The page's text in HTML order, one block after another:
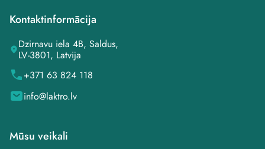
Kontaktinformācija
Dzirnavu iela 4B, Saldus,
LV-3801, Latvija
+371 63 824 118
info@laktro.lv
Mūsu veikali